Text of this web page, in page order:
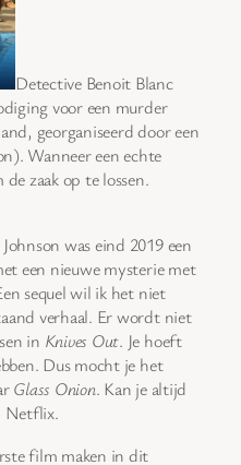
Detective Benoit Blanc
voor een murder
georganiseerd door een
Wanneer een echte
zaak op te lossen.
was eind 2019 een
een nieuwe mysterie met
sequel wil ik het niet
verhaal. Er wordt niet
in Knives Out. Je hoeft
Dus mocht je het
Glass Onion. Kan je altijd
Netflix.
film maken in dit